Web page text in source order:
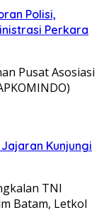
Polisi,
Perkara
Pusat Asosiasi
Kunjungi
TNI
Batam, Letkol